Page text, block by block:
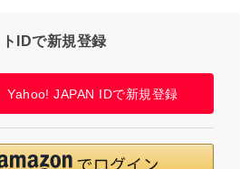
IDで新規登録
Yahoo! JAPAN IDで新規登録